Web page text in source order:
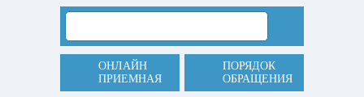
ОНЛАЙН
ПРИЕМНАЯ
ПОРЯДОК
ОБРАЩЕНИЯ